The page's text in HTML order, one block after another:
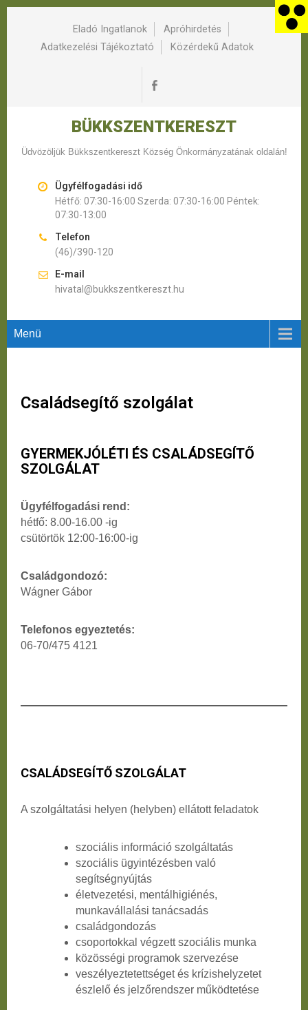
Eladó Ingatlanok
Apróhirdetés
Adatkezelési Tájékoztató
Közérdekű Adatok
BÜKKSZENTKERESZT
Üdvözöljük Bükkszentkereszt Község Önkormányzatának oldalán!
Ügyfélfogadási idő
Hétfő: 07:30-16:00 Szerda: 07:30-16:00 Péntek:
07:30-13:00
Telefon
(46)/390-120
E-mail
hivatal@bukkszentkereszt.hu
Menü
Családsegítő szolgálat
GYERMEKJÓLÉTI ÉS CSALÁDSEGÍTŐ
SZOLGÁLAT
Ügyfélfogadási rend:
hétfő: 8.00-16.00 -ig
csütörtök 12:00-16:00-ig
Családgondozó:
Wágner Gábor
Telefonos egyeztetés:
06-70/475 4121
CSALÁDSEGÍTŐ SZOLGÁLAT
A szolgáltatási helyen (helyben) ellátott feladatok
szociális információ szolgáltatás
szociális ügyintézésben való
segítségnyújtás
életvezetési, mentálhigiénés,
munkavállalási tanácsadás
családgondozás
csoportokkal végzett szociális munka
közösségi programok szervezése
veszélyeztetettséget és krízishelyzetet
észlelő és jelzőrendszer működtetése